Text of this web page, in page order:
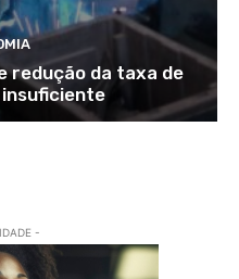
redução da taxa de
insuficiente
-